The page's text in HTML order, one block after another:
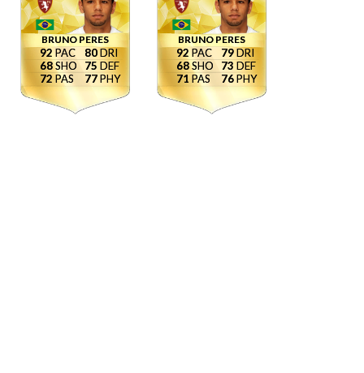
BRUNO PERES
92
68
72
80
75
77
BRUNO PERES
92
68
71
79
73
76